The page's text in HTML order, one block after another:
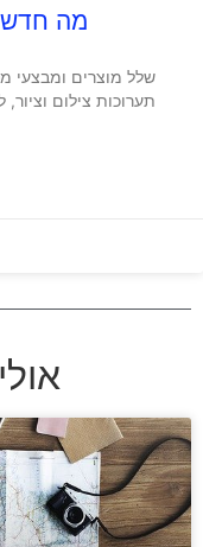
מה חדש
שלל מוצרים ומבצעי
תערוכות צילום וציור,